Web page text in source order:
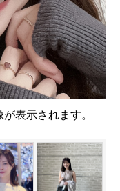
表示されます。